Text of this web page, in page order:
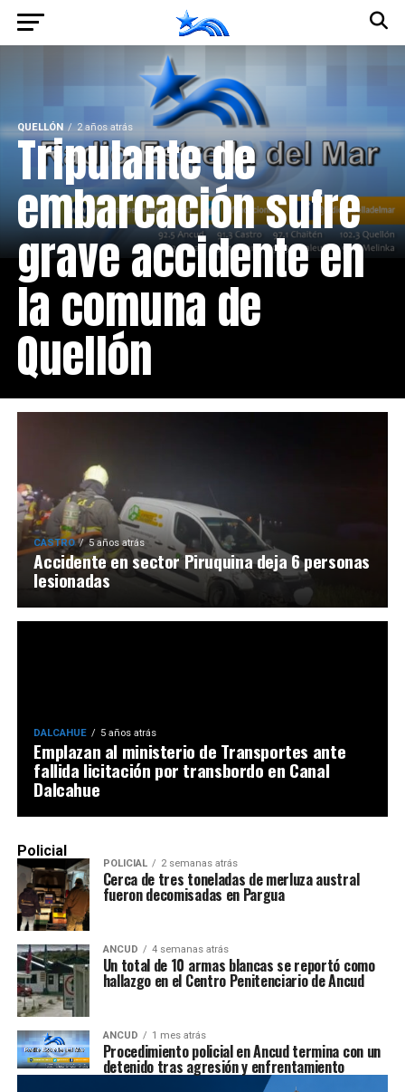
QUELLÓN 2 años atrás
Tripulante de
embarcación sufre
grave accidente en
la comuna de
Quellón
CASTRO 5 años atrás
Accidente en sector Piruquina deja 6 personas
lesionadas
DALCAHUE 5 años atrás
Emplazan al ministerio de Transportes ante
fallida licitación por transbordo en Canal
Dalcahue
Policial
POLICIAL 2 semanas atrás
Cerca de tres toneladas de merluza austral
fueron decomisadas en Pargua
ANCUD 4 semanas atrás
Un total de 10 armas blancas se reportó como
hallazgo en el Centro Penitenciario de Ancud
ANCUD 1 mes atrás
Procedimiento policial en Ancud termina con un
detenido tras agresión y enfrentamiento